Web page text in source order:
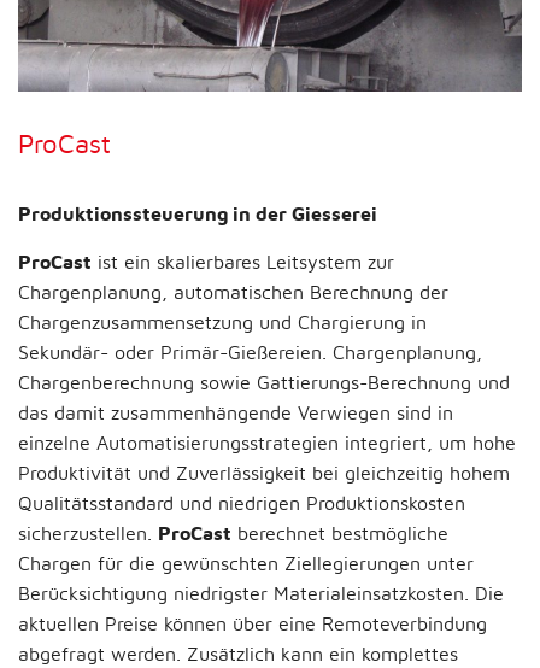
ProCast
Produktionssteuerung in der Giesserei
ProCast ist ein skalierbares Leitsystem zur
Chargenplanung, automatischen Berechnung der
Chargenzusammensetzung und Chargierung in
Sekundär- oder Primär-Gießereien. Chargenplanung,
Chargenberechnung sowie Gattierungs-Berechnung und
das damit zusammenhängende Verwiegen sind in
einzelne Automatisierungsstrategien integriert, um hohe
Produktivität und Zuverlässigkeit bei gleichzeitig hohem
Qualitätsstandard und niedrigen Produktionskosten
sicherzustellen.
ProCast berechnet bestmögliche
Chargen für die gewünschten Ziellegierungen unter
Berücksichtigung niedrigster Materialeinsatzkosten. Die
aktuellen Preise können über eine Remoteverbindung
abgefragt werden. Zusätzlich kann ein komplettes